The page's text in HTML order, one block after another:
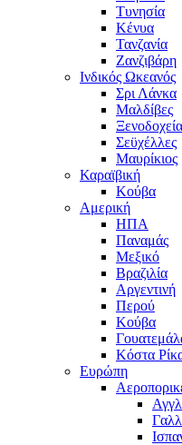
Τυνησία
Κένυα
Τανζανία
Ζανζιβάρη
Ινδικός Ωκεανός
Σρι Λάνκα
Μαλδίβες
Σεϋχέλλες
Μαυρίκιος
Καραϊβική
Κούβα
Αμερική
ΗΠΑ
Παναμάς
Μεξικό
Βραζιλία
Αργεντινή
Περού
Κούβα
Κόστα
Ευρώπη